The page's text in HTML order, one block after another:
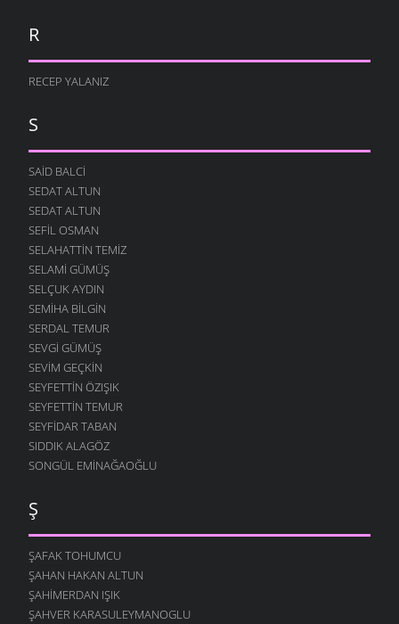
R
RECEP YALANIZ
S
SAID BALCI
SEDAT ALTUN
SEDAT ALTUN
SEFIL OSMAN
SELAHATTIN TEMIZ
SELAMI GÜMÜŞ
SELÇUK AYDIN
SEMIHA BILGIN
SERDAL TEMUR
SEVGI GÜMÜŞ
SEVIM GEÇKIN
SEYFETTIN ÖZIŞIK
SEYFETTIN TEMUR
SEYFIDAR TABAN
SIDDIK ALAGÖZ
SONGÜL EMINAĞAOĞLU
Ş
ŞAFAK TOHUMCU
ŞAHAN HAKAN ALTUN
ŞAHIMERDAN IŞIK
ŞAHVER KARASULEYMANOGLU